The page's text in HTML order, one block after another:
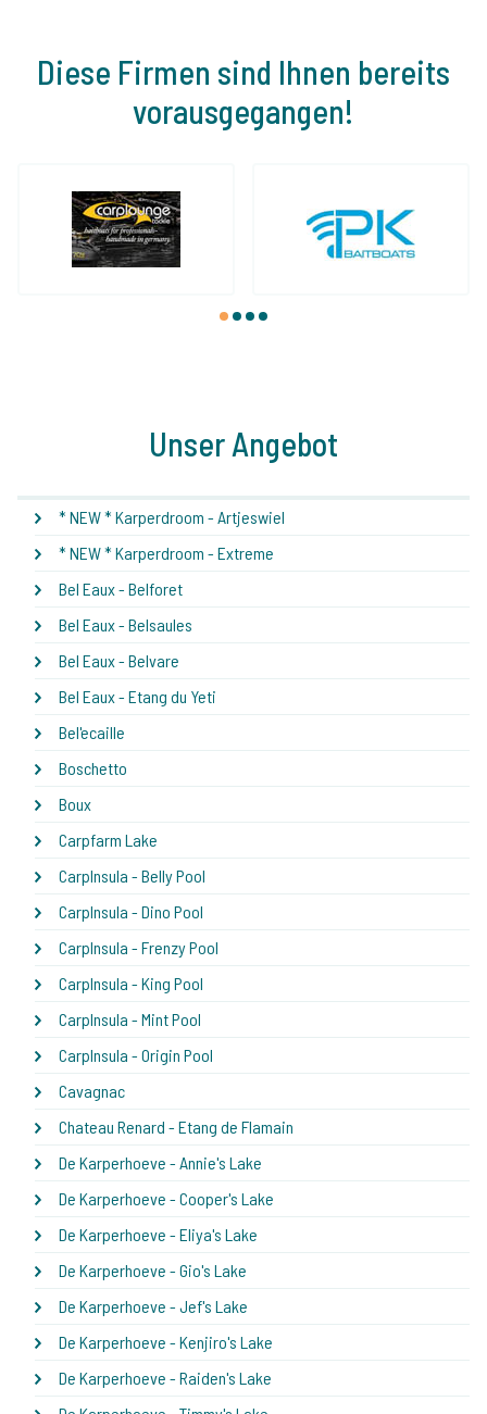
Diese Firmen sind Ihnen bereits
vorausgegangen!
1 2 3 4
Unser Angebot
* NEW * Karperdroom - Artjeswiel
* NEW * Karperdroom - Extreme
Bel Eaux - Belforet
Bel Eaux - Belsaules
Bel Eaux - Belvare
Bel Eaux - Etang du Yeti
Bel'ecaille
Boschetto
Boux
Carpfarm Lake
CarpInsula - Belly Pool
CarpInsula - Dino Pool
CarpInsula - Frenzy Pool
CarpInsula - King Pool
CarpInsula - Mint Pool
CarpInsula - Origin Pool
Cavagnac
Chateau Renard - Etang de Flamain
De Karperhoeve - Annie's Lake
De Karperhoeve - Cooper's Lake
De Karperhoeve - Eliya's Lake
De Karperhoeve - Gio's Lake
De Karperhoeve - Jef's Lake
De Karperhoeve - Kenjiro's Lake
De Karperhoeve - Raiden's Lake